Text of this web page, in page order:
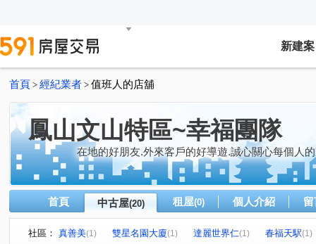
新建案
首頁 > 經紀業者 > 值班人的店舖
鳳山文山特區~幸福團隊
在地的好朋友.外來客戶的好導遊.誠心關心每個人
首頁 中古屋(20) 租屋(0) 個人介紹
社區： 真善美(1) 雙星名園大廈(1) 達麗世界仁(1) 春福天駅(1)